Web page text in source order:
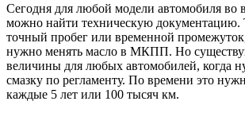
Сегодня для любой модели автомобиля во
можно найти техническую документацию.
точный пробег или временной
нужно менять масло в МКПП. Но
величины для любых автомобилей, когда
смазку по регламенту. По времени это
каждые 5 лет или 100 тысяч км.